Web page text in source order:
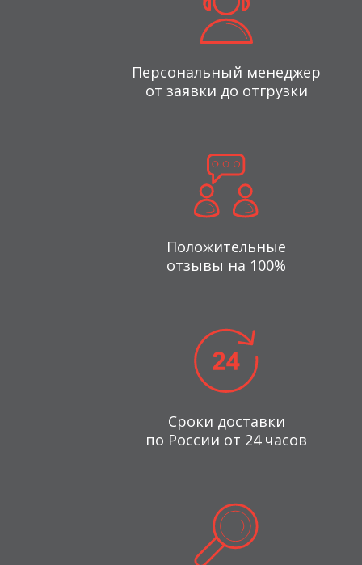
Персональный менеджер
от заявки до отгрузки
Положительные
отзывы на 100%
Сроки доставки
по России от 24 часов